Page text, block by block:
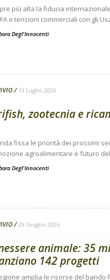
più alta la fiducia
e tensioni commerciali con gli
Degl'Innocenti
13 Luglio 2026
zootecnia e
fissa le priorità dei prossimi
agroalimentare e futuro
Degl'Innocenti
29 Giugno 2026
animale: 35
142 progetti
amplia le risorse del bando